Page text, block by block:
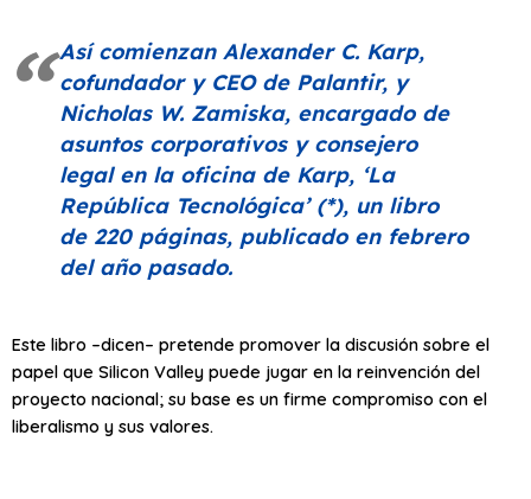
Así comienzan Alexander C. Karp,
cofundador y CEO de Palantir, y
Nicholas W. Zamiska, encargado de
asuntos corporativos y consejero
legal en la oficina de Karp, ‘La
República Tecnológica’(*), un libro
de 220 páginas, publicado en febrero
del año pasado.
Este libro –dicen– pretende promover la discusión sobre el
papel que Silicon Valley puede jugar en la reinvención del
proyecto nacional; su base es un firme compromiso con el
liberalismo y sus valores.